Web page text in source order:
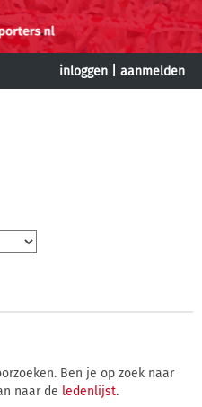
inloggen aanmelden
Ben je op zoek naar
naar de ledenlijst.